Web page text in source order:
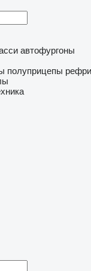
автофургоны
полуприцепы